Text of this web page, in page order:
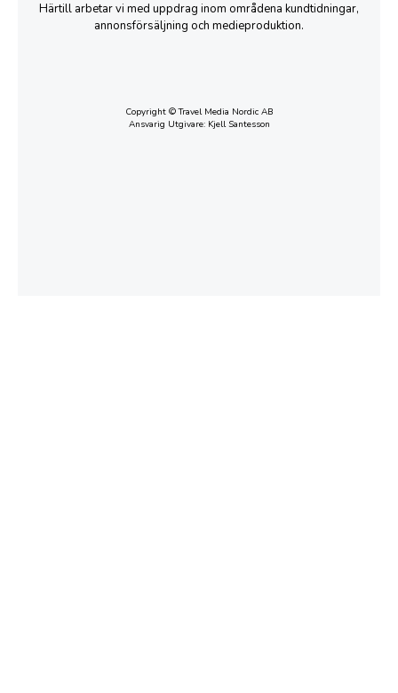
Härtill arbetar vi med uppdrag inom områdena kundtidningar,
annonsförsäljning och medieproduktion.
Copyright © Travel Media Nordic AB
Ansvarig Utgivare: Kjell Santesson